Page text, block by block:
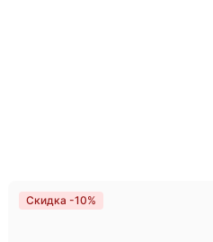
Скидка -10%